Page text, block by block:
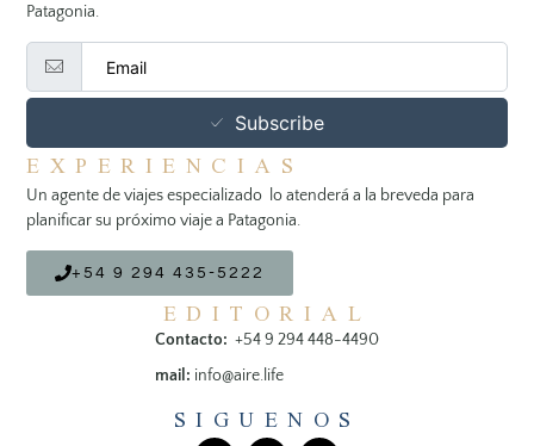
Patagonia.
Subscribe
EXPERIENCIAS
Un agente de viajes especializado lo atenderá a la breveda para
planificar su próximo viaje a Patagonia.
+54 9 294 435-5222
EDITORIAL
Contacto: +54 9 294 448-4490
mail: info@aire.life
SIGUENOS